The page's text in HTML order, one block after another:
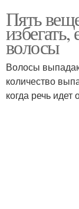
Пять
волосы
Волосы
количество
когда речь идет